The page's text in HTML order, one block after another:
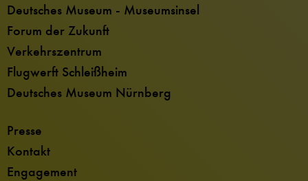
Deutsches Museum - Museumsinsel
Forum der Zukunft
Verkehrszentrum
Flugwerft Schleißheim
Deutsches Museum Nürnberg
Presse
Kontakt
Engagement